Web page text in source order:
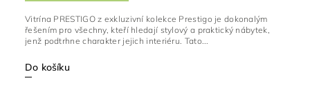
Do košíku
Vitrína PRESTIGO z exkluzivní kolekce Prestigo je dokonalým
řešením pro všechny, kteří hledají stylový a praktický nábytek,
jenž podtrhne charakter jejich interiéru. Tato...